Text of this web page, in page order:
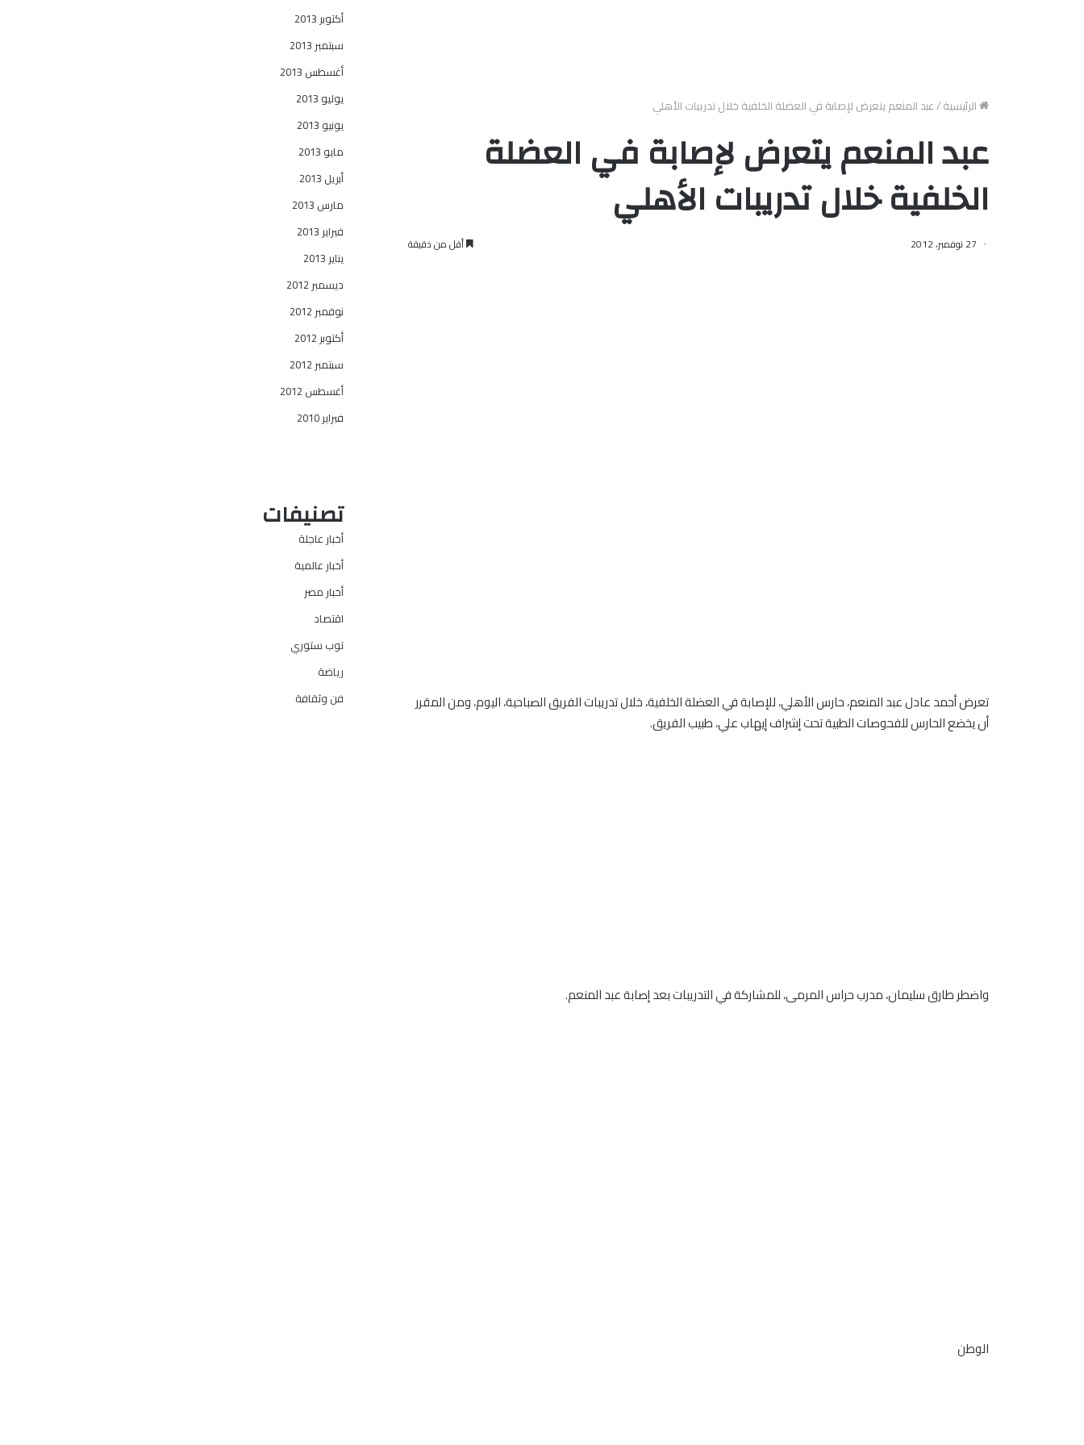
الرئيسية/عبد المنعم يتعرض لإصابة في العضلة الخلفية خلال تدريبات الأهلي
عبد المنعم يتعرض لإصابة في العضلة
الخلفية خلال تدريبات الأهلي
27 نوفمبر، 2012 أقل من دقيقة
تعرض أحمد عادل عبد المنعم، حارس الأهلي، للإصابة في العضلة الخلفية، خلال تدريبات الفريق الصباحية، اليوم، ومن المقرر
أن يخضع الحارس للفحوصات الطبية تحت إشراف إيهاب علي، طبيب الفريق.
واضطر طارق سليمان، مدرب حراس المرمى، للمشاركة في التدريبات بعد إصابة عبد المنعم.
الوطن
أكتوبر 2013
سبتمبر 2013
أغسطس 2013
يوليو 2013
يونيو 2013
مايو 2013
أبريل 2013
مارس 2013
فبراير 2013
يناير 2013
ديسمبر 2012
نوفمبر 2012
أكتوبر 2012
سبتمبر 2012
أغسطس 2012
فبراير 2010
تصنيفات
أخبار عاجلة
أخبار عالمية
أخبار مصر
اقتصاد
توب ستوري
رياضة
فن وثقافة